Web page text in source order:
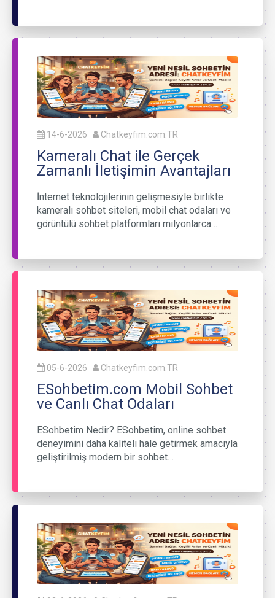
14-6-2026 Chatkeyfim.com.TR
Kameralı Chat ile Gerçek
Zamanlı İletişimin Avantajları
İnternet teknolojilerinin gelişmesiyle birlikte
kameralı sohbet siteleri, mobil chat odaları ve
görüntülü sohbet platformları milyonlarca…
05-6-2026 Chatkeyfim.com.TR
ESohbetim.com Mobil Sohbet
ve Canlı Chat Odaları
ESohbetim Nedir? ESohbetim, online sohbet
deneyimini daha kaliteli hale getirmek amacıyla
geliştirilmiş modern bir sohbet…